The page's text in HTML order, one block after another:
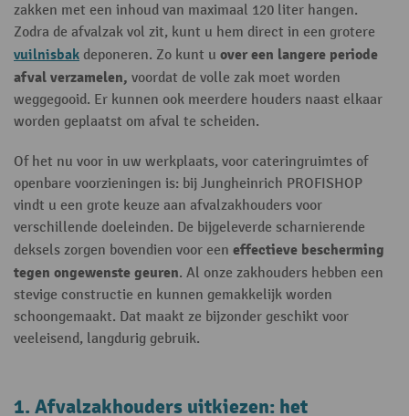
zakken met een inhoud van maximaal 120 liter hangen.
Zodra de afvalzak vol zit, kunt u hem direct in een grotere
vuilnisbak deponeren. Zo kunt u over een langere periode
afval verzamelen, voordat de volle zak moet worden
weggegooid. Er kunnen ook meerdere houders naast elkaar
worden geplaatst om afval te scheiden.
Of het nu voor in uw werkplaats, voor cateringruimtes of
openbare voorzieningen is: bij Jungheinrich PROFISHOP
vindt u een grote keuze aan afvalzakhouders voor
verschillende doeleinden. De bijgeleverde scharnierende
deksels zorgen bovendien voor een effectieve bescherming
tegen ongewenste geuren. Al onze zakhouders hebben een
stevige constructie en kunnen gemakkelijk worden
schoongemaakt. Dat maakt ze bijzonder geschikt voor
veeleisend, langdurig gebruik.
1. Afvalzakhouders uitkiezen: het